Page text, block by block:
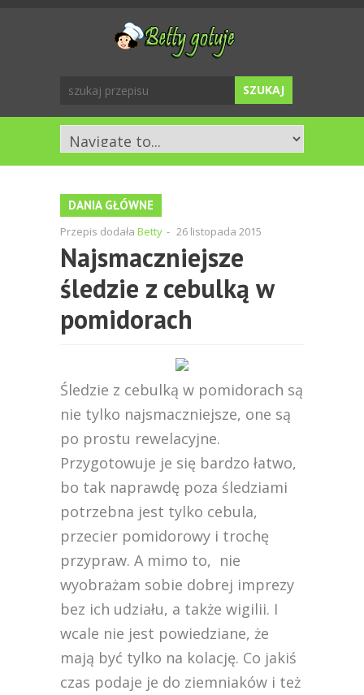
DANIA GŁÓWNE
Przepis dodała Betty - 26 listopada 2015
Najsmaczniejsze
śledzie z cebulką w
pomidorach
Śledzie z cebulką w pomidorach są
nie tylko najsmaczniejsze, one są
po prostu rewelacyjne.
Przygotowuje je się bardzo łatwo,
bo tak naprawdę poza śledziami
potrzebna jest tylko cebula,
przecier pomidorowy i trochę
przypraw. A mimo to, nie
wyobrażam sobie dobrej imprezy
bez ich udziału, a także wigilii. I
wcale nie jest powiedziane, że
mają być tylko na kolację. Co jakiś
czas podaje je do ziemniaków i też